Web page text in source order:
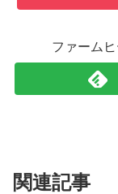
ファーム
関連記事